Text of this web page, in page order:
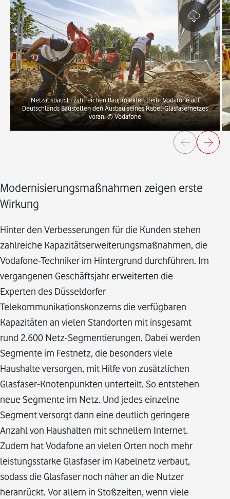
Netzausbau: In zahlreichen Bauprojekten treibt Vodafone auf
Deutschlands Baustellen den Ausbau seines Kabel-Glasfasernetzes
voran.© Vodafone
Modernisierungsmaßnahmen zeigen erste
Wirkung
Hinter den Verbesserungen für die Kunden stehen
zahlreiche Kapazitätserweiterungsmaßnahmen, die
Vodafone-Techniker im Hintergrund durchführen. Im
vergangenen Geschäftsjahr erweiterten die
Experten des Düsseldorfer
Telekommunikationskonzerns die verfügbaren
Kapazitäten an vielen Standorten mit insgesamt
rund 2.600 Netz-Segmentierungen. Dabei werden
Segmente im Festnetz, die besonders viele
Haushalte versorgen, mit Hilfe von zusätzlichen
Glasfaser-Knotenpunkten unterteilt. So entstehen
neue Segmente im Netz. Und jedes einzelne
Segment versorgt dann eine deutlich geringere
Anzahl von Haushalten mit schnellem Internet.
Zudem hat Vodafone an vielen Orten noch mehr
leistungsstarke Glasfaser im Kabelnetz verbaut,
sodass die Glasfaser noch näher an die Nutzer
heranrückt. Vor allem in Stoßzeiten, wenn viele